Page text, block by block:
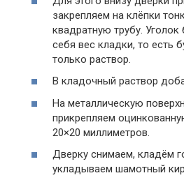
закрепляем на клёпки
квадратную трубу. Уголок
себя вес кладки, то есть
только раствор.
В кладочный раствор
На металлическую
прикрепляем
20×20 миллиметров.
Дверку снимаем, кладём
укладываем шамотный